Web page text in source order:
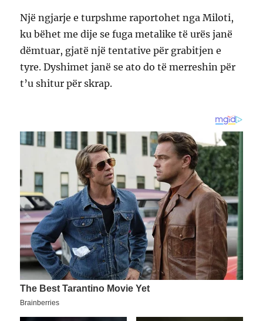
Një ngjarje e turpshme raportohet nga Miloti,
ku bëhet me dije se fuga metalike të urës janë
dëmtuar, gjatë një tentative për grabitjen e
tyre. Dyshimet janë se ato do të merreshin për
t’u shitur për skrap.